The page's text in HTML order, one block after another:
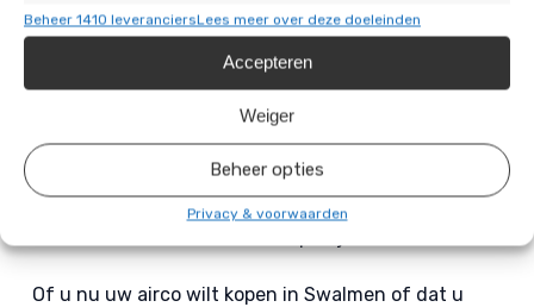
Beheer 1410 leveranciersLees meer over deze doeleinden
Accepteren
Weiger
Beheer opties
Privacy & voorwaarden
alleen voor airco’s zijn wij uw geschikte
duurzaamheidspartner. Wij kunnen u ook verder
helpenmet bijvoorbeeld zonnepanelen. En wat
dacht u van een cover voor over de airco? Zo past
deze ook nog eens mooi bij uw woning. De cover is
verkrijgbaar in allerlei kleuren. Kortom, wij hebben
alles om uw huis zo duurzaam mogelijk te maken
Of u nu uw airco wilt kopen in Swalmen of dat u